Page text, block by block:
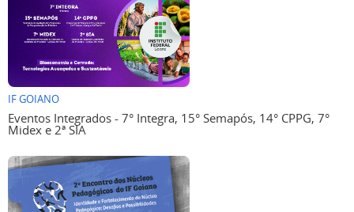
IF GOIANO
Eventos Integrados - 7° Integra, 15° Semapós, 14° CPPG, 7°
Midex e 2ª SIA